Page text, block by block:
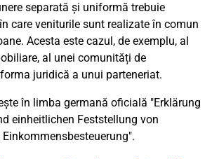
separată și uniformă trebuie
care veniturile sunt realizate în comun
Acesta este cazul, de exemplu, al
al unei comunități de
juridică a unui parteneriat.
în limba germană oficială "Erklärung
einheitlichen Feststellung von